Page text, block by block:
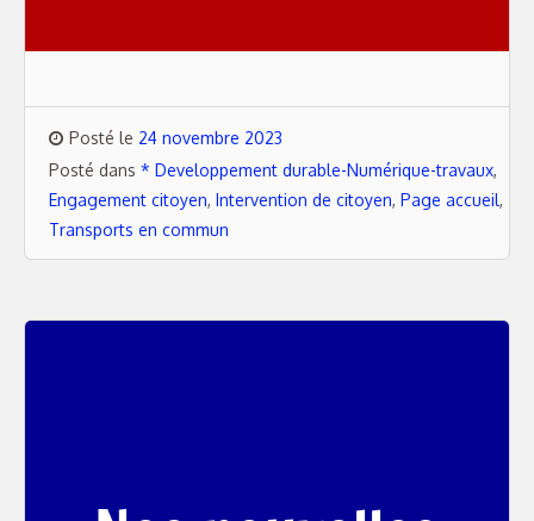
Posté le 24 novembre 2023
Posté dans * Developpement durable-Numérique-travaux,
Engagement citoyen, Intervention de citoyen, Page accueil,
Transports en commun